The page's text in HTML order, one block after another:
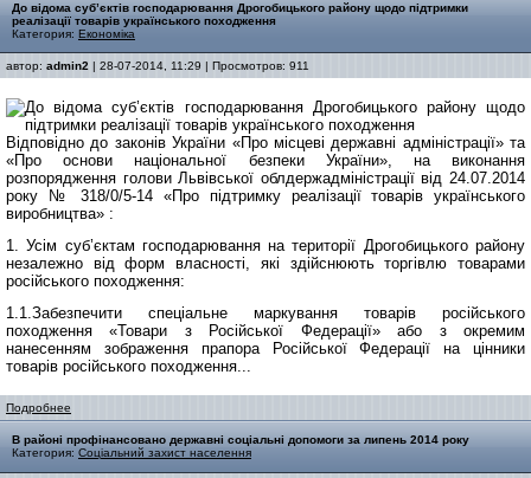
До відома суб’єктів господарювання Дрогобицького району щодо підтримки
реалізації товарів українського походження
Категория: Економіка
автор: admin2 | 28-07-2014, 11:29 | Просмотров: 911
Відповідно до законів України «Про місцеві державні адміністрації» та
«Про основи національної безпеки України», на виконання
розпорядження голови Львівської облдержадміністрації від 24.07.2014
року № 318/0/5-14 «Про підтримку реалізації товарів українського
виробництва» :
1. Усім суб’єктам господарювання на території Дрогобицького району
незалежно від форм власності, які здійснюють торгівлю товарами
російського походження:
1.1.Забезпечити спеціальне маркування товарів російського
походження «Товари з Російської Федерації» або з окремим
нанесенням зображення прапора Російської Федерації на цінники
товарів російського походження...
Подробнее
В районі профінансовано державні соціальні допомоги за липень 2014 року
Категория: Соціальний захист населення